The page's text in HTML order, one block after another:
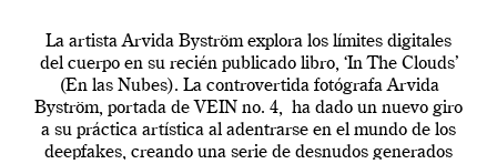
La artista Arvida Byström explora los límites digitales
del cuerpo en su recién publicado libro, ‘In The Clouds’
(En las Nubes). La controvertida fotógrafa Arvida
Byström, portada de VEIN no. 4, ha dado un nuevo giro
a su práctica artística al adentrarse en el mundo de los
deepfakes, creando una serie de desnudos generados